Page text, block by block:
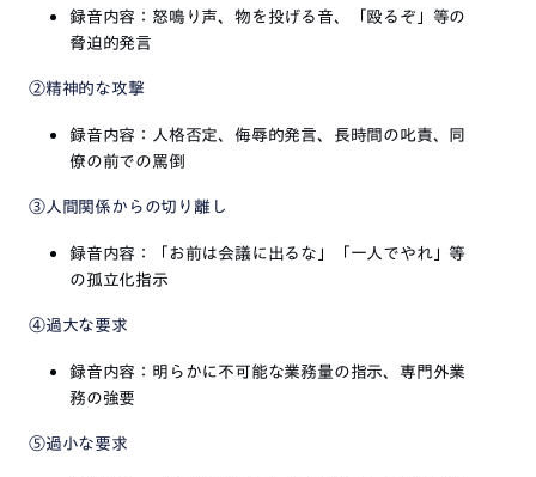
録音内容：怒鳴り声、物を投げる音、「殴るぞ」等の
脅迫的発言
②精神的な攻撃
録音内容：人格否定、侮辱的発言、長時間の叱責、同
僚の前での罵倒
③人間関係からの切り離し
録音内容：「お前は会議に出るな」「一人でやれ」等
の孤立化指示
④過大な要求
録音内容：明らかに不可能な業務量の指示、専門外業
務の強要
⑤過小な要求